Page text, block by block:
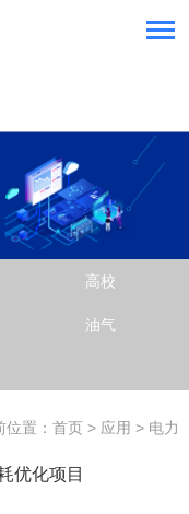
高校
油气
位置：首页 > 应用 > 电力
优化项目